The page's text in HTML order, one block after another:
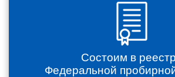
Состоим в
Федеральной